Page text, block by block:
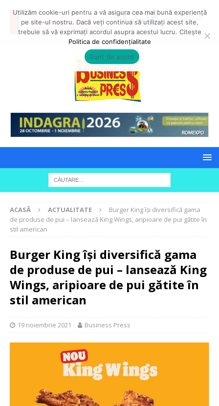
ACASĂ ACTUALITATE
Burger King își diversifică gama
de produse de pui – lansează King Wings, aripioare de pui gătite în
stil american
Burger King își diversifică gama
de produse de pui – lansează King
Wings, aripioare de pui gătite în
stil american
19 noiembrie 2021 Business Press
Utilizăm cookie-uri pentru a vă asigura cea mai bună experiență
pe site-ul nostru. Dacă veți continua să utilizați acest site,
trebuie să vă exprimați acordul asupra acestui lucru. Citește
Politica de confidențialitate
Sunt de acord